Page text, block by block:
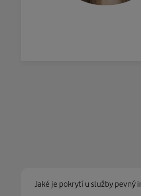
Jaké je pokrytí u služby pevný